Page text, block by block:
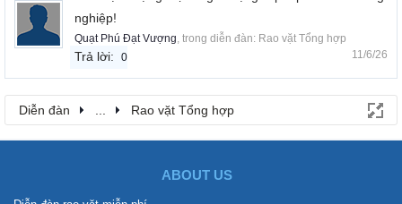
nghiệp!
Quạt Phú Đạt Vượng, trong diễn đàn: Rao vặt Tổng hợp
Trả lời: 0 11/6/26
Diễn đàn ... Rao vặt Tổng hợp
ABOUT US